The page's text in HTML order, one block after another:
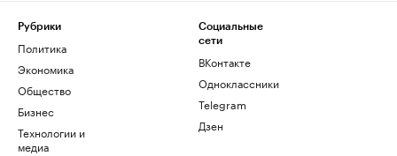
Рубрики
Политика
Экономика
Общество
Бизнес
Технологии и
медиа
Социальные
сети
ВКонтакте
Одноклассники
Telegram
Дзен